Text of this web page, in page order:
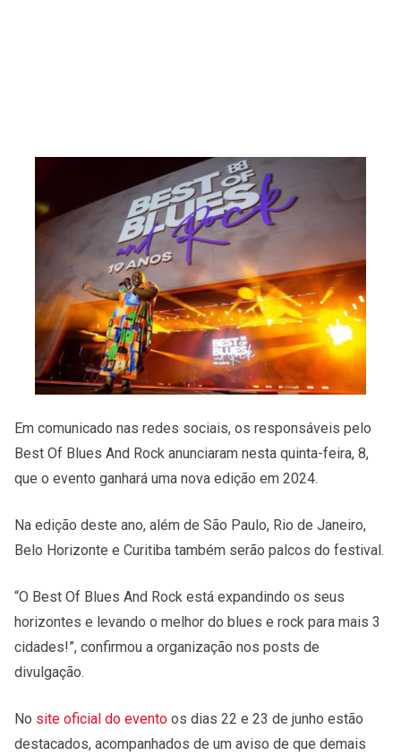
Em comunicado nas redes sociais, os responsáveis pelo
Best Of Blues And Rock anunciaram nesta quinta-feira, 8,
que o evento ganhará uma nova edição em 2024.
Na edição deste ano, além de São Paulo, Rio de Janeiro,
Belo Horizonte e Curitiba também serão palcos do festival.
“O Best Of Blues And Rock está expandindo os seus
horizontes e levando o melhor do blues e rock para mais 3
cidades!”, confirmou a organização nos posts de
divulgação.
No site oficial do evento os dias 22 e 23 de junho estão
destacados, acompanhados de um aviso de que demais